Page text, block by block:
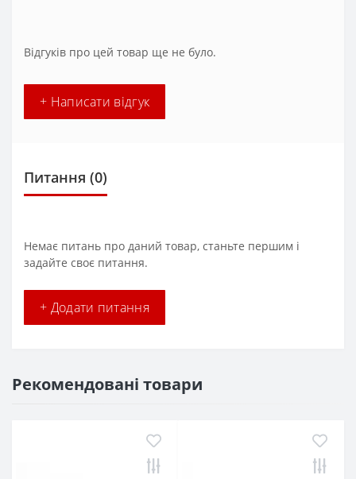
Відгуків про цей товар ще не було.
+ Написати відгук
Питання (0)
Немає питань про даний товар, станьте першим і
задайте своє питання.
+ Додати питання
Рекомендовані товари